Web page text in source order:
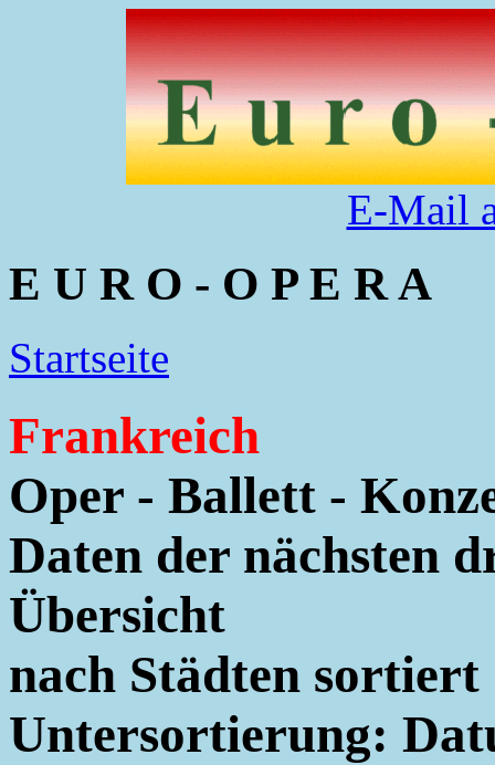
E-Mail
E U R O - O P E R A
Startseite
Frankreich
Oper - Ballett -
Daten der nächsten
Übersicht
nach Städten sortiert
Untersortierung: